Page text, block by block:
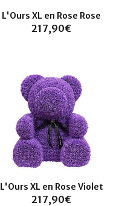
L'Ours XL en Rose Rose
217,90€
L'Ours XL en Rose Violet
217,90€